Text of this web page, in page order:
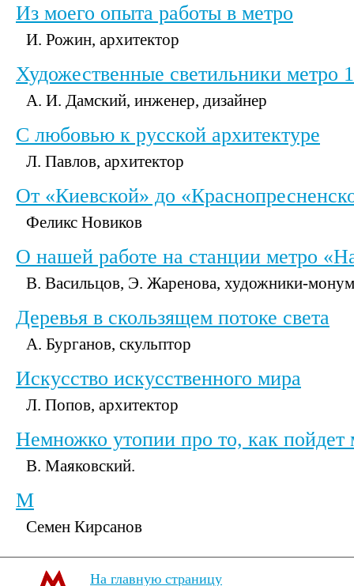
Из моего опыта работы в метро
И. Рожин, архитектор
Художественные светильники метро
А. И. Дамский, инженер, дизайнер
С любовью к русской архитектуре
Л. Павлов, архитектор
От «Киевской» до
Феликс Hовиков
О нашей работе на станции метро
В. Васильцов, Э. Жаренова, художники-
Деревья в скользящем потоке света
А. Бурганов, скульптор
Искусство искусственного мира
Л. Попов, архитектор
Hемножко утопии про то, как пойдет
В. Маяковский.
М
Семен Кирсанов
На главную страницу